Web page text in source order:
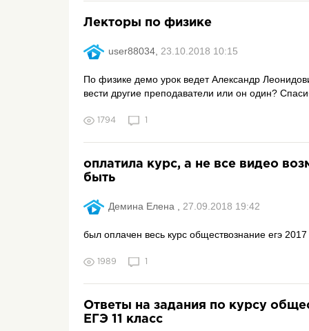
Лекторы по физике
user88034, 23.10.2018 10:15
По физике демо урок ведет Александр
вести другие преподаватели или он один?
1794 1
оплатила курс, а не все видео
быть
Демина Елена , 27.09.2018 19:42
был оплачен весь курс обществознание егэ
1989 1
Ответы на задания по курсу
ЕГЭ 11 класс